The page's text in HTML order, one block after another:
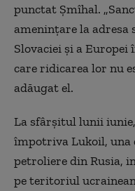
punctat Şmîhal.
ameninţare la adresa
Slovaciei şi a
care ridicarea lor nu
adăugat el.
La sfârşitul lunii
împotriva Lukoil, una
petroliere din Rusia,
pe teritoriul